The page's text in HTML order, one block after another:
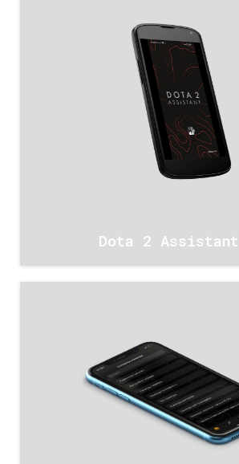
Dota 2 Assistant